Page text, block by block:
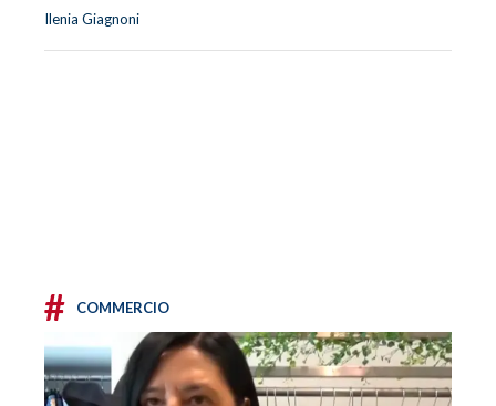
Ilenia Giagnoni
# COMMERCIO